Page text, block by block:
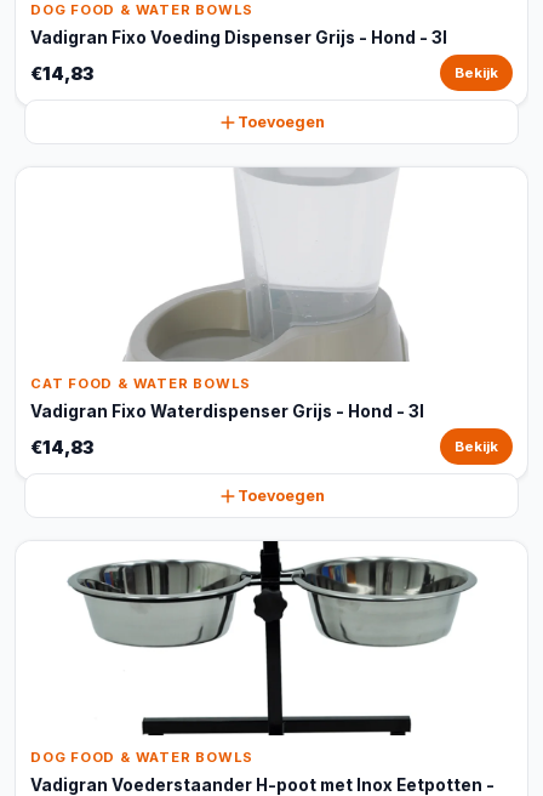
DOG FOOD & WATER BOWLS
Vadigran Fixo Voeding Dispenser Grijs - Hond - 3l
€14,83 Bekijk
Toevoegen
CAT FOOD & WATER BOWLS
Vadigran Fixo Waterdispenser Grijs - Hond - 3l
€14,83 Bekijk
Toevoegen
DOG FOOD & WATER BOWLS
Vadigran Voederstaander H-poot met Inox Eetpotten -